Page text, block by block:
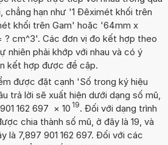
chẳng hạn như '1 Đêximét khối trên
khối trên Gam' hoặc '64mm x
? cm^3'. Các đơn vị đo kết hợp theo
nhiên phải khớp với nhau và có ý
kết hợp được đề cập.
được đặt cạnh 'Số trong ký hiệu
trả lời sẽ xuất hiện dưới dạng số mũ,
162 697 × 10 19. Đối với dạng trình
chia thành số mũ, ở đây là 19, và
là 7,897 901 162 697. Đối với các